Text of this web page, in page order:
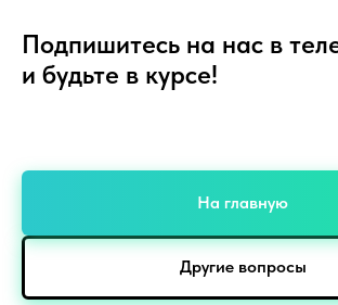
Подпишитесь на нас в
и будьте в курсе!
На главную
Другие вопросы